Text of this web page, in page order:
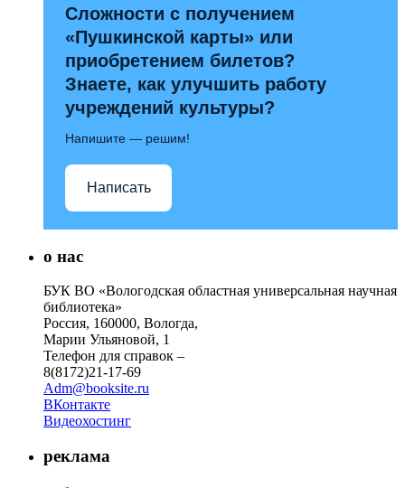
Сложности с получением
«Пушкинской карты» или
приобретением билетов?
Знаете, как улучшить работу
учреждений культуры?
Напишите — решим!
Написать
о нас
БУК ВО «Вологодская областная универсальная научная
библиотека»
Россия, 160000, Вологда,
Марии Ульяновой, 1
Телефон для справок –
8(8172)21-17-69
Adm@booksite.ru
ВКонтакте
Видеохостинг
реклама